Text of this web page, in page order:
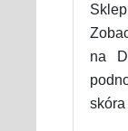
na
skóra